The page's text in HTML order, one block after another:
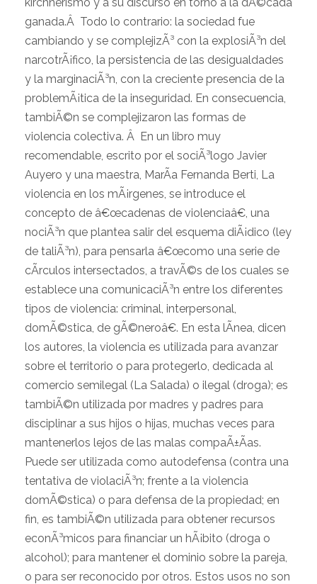
ganada.Â Todo lo contrario: la sociedad fue
cambiando y se complejizÃ³ con la explosiÃ³n del
narcotrÃ¡fico, la persistencia de las desigualdades
y la marginaciÃ³n, con la creciente presencia de la
problemÃ¡tica de la inseguridad. En consecuencia,
tambiÃ©n se complejizaron las formas de
violencia colectiva. Â En un libro muy
recomendable, escrito por el sociÃ³logo Javier
Auyero y una maestra, MarÃ­a Fernanda Berti, La
violencia en los mÃ¡rgenes, se introduce el
concepto de â€œcadenas de violenciaâ€, una
nociÃ³n que plantea salir del esquema diÃ¡dico (ley
de taliÃ³n), para pensarla â€œcomo una serie de
cÃ­rculos intersectados, a travÃ©s de los cuales se
establece una comunicaciÃ³n entre los diferentes
tipos de violencia: criminal, interpersonal,
domÃ©stica, de gÃ©neroâ€. En esta lÃ­nea, dicen
los autores, la violencia es utilizada para avanzar
sobre el territorio o para protegerlo, dedicada al
comercio semilegal (La Salada) o ilegal (droga); es
tambiÃ©n utilizada por madres y padres para
disciplinar a sus hijos o hijas, muchas veces para
mantenerlos lejos de las malas compaÃ±Ã­as.
Puede ser utilizada como autodefensa (contra una
tentativa de violaciÃ³n; frente a la violencia
domÃ©stica) o para defensa de la propiedad; en
fin, es tambiÃ©n utilizada para obtener recursos
econÃ³micos para financiar un hÃ¡bito (droga o
alcohol); para mantener el dominio sobre la pareja,
o para ser reconocido por otros. Estos usos no son